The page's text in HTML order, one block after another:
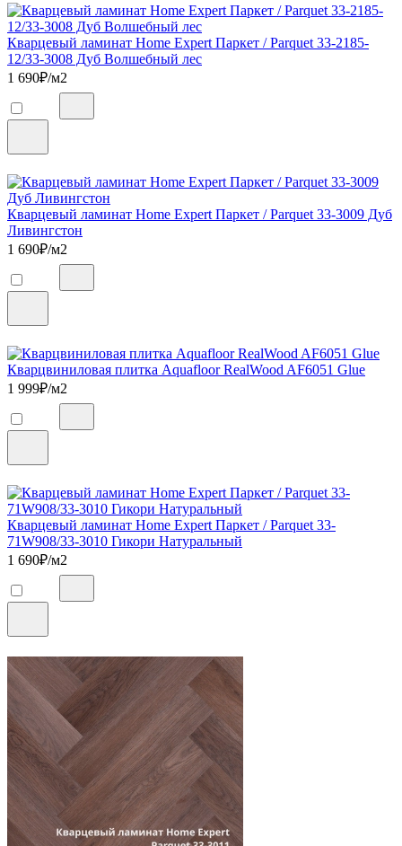
Кварцевый ламинат Home Expert Паркет / Parquet 33-2185-
12/33-3008 Дуб Волшебный лес
1 690₽/м2
Кварцевый ламинат Home Expert Паркет / Parquet 33-3009 Дуб
Ливингстон
1 690₽/м2
Кварцвиниловая плитка Aquafloor RealWood AF6051 Glue
1 999₽/м2
Кварцевый ламинат Home Expert Паркет / Parquet 33-
71W908/33-3010 Гикори Натуральный
1 690₽/м2